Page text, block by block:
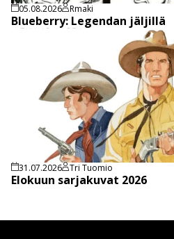
05.08.2026 Rmaki
Blueberry: Legendan jäljillä
31.07.2026 Tri Tuomio
Elokuun sarjakuvat 2026